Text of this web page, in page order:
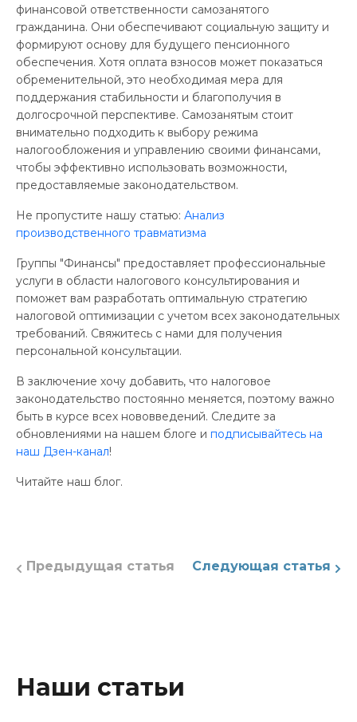
финансовой ответственности самозанятого
гражданина. Они обеспечивают социальную защиту и
формируют основу для будущего пенсионного
обеспечения. Хотя оплата взносов может показаться
обременительной, это необходимая мера для
поддержания стабильности и благополучия в
долгосрочной перспективе. Самозанятым стоит
внимательно подходить к выбору режима
налогообложения и управлению своими финансами,
чтобы эффективно использовать возможности,
предоставляемые законодательством.
Не пропустите нашу статью: Анализ
производственного травматизма
Группы "Финансы" предоставляет профессиональные
услуги в области налогового консультирования и
поможет вам разработать оптимальную стратегию
налоговой оптимизации с учетом всех законодательных
требований. Свяжитесь с нами для получения
персональной консультации.
В заключение хочу добавить, что налоговое
законодательство постоянно меняется, поэтому важно
быть в курсе всех нововведений. Следите за
обновлениями на нашем блоге и подписывайтесь на
наш Дзен-канал!
Читайте наш блог.
Предыдущая статья Следующая статья
Наши статьи